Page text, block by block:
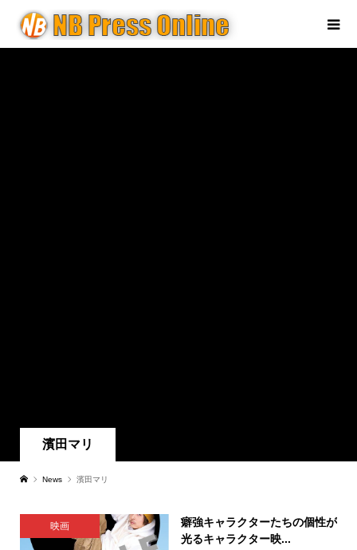
濱田マリ
News 濱田マリ
映画
癖強キャラクターたちの個性が
光るキャラクター映...